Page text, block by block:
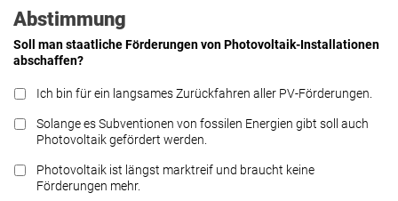
Abstimmung
Soll man staatliche Förderungen von Photovoltaik-Installationen
abschaffen?
Ich bin für ein langsames Zurückfahren aller PV-Förderungen.
Solange es Subventionen von fossilen Energien gibt soll auch
Photovoltaik gefördert werden.
Photovoltaik ist längst marktreif und braucht keine
Förderungen mehr.